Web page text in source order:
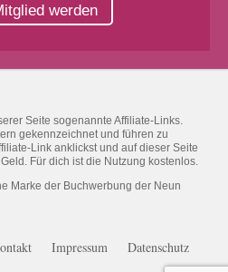
werden
Seite sogenannte Affiliate-Links.
gekennzeichnet und führen zu
Link anklickst und auf dieser Seite
Für dich ist die Nutzung kostenlos.
Marke der Buchwerbung der Neun
Impressum Datenschutz